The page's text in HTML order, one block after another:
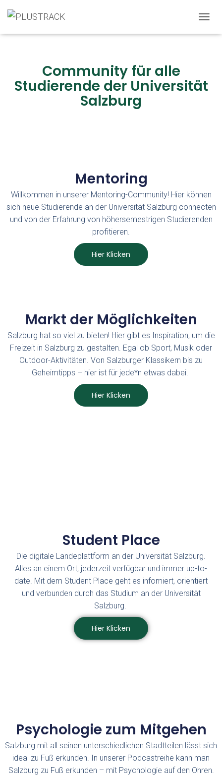
O
N
A
Community für alle
Studierende der Universität
Salzburg
Mentoring
Willkommen in unserer Mentoring-Community! Hier können
sich neue Studierende an der Universität Salzburg connecten
und von der Erfahrung von höhersemestrigen Studierenden
profitieren.
Hier Klicken
Markt der Möglichkeiten
Salzburg hat so viel zu bieten! Hier gibt es Inspiration, um die
Freizeit in Salzburg zu gestalten. Egal ob Sport, Musik oder
Outdoor-Aktivitäten. Von Salzburger Klassikern bis zu
Geheimtipps – hier ist für jede*n etwas dabei.
Hier Klicken
Student Place
Die digitale Landeplattform an der Universität Salzburg.
Alles an einem Ort, jederzeit verfügbar und immer up-to-
date. Mit dem Student Place geht es infomiert, orientiert
und verbunden durch das Studium an der Universität
Salzburg.
Hier Klicken
Psychologie zum Mitgehen
Salzburg mit all seinen unterschiedlichen Stadtteilen lässt sich
ideal zu Fuß erkunden. In unserer Podcastreihe kann man
Salzburg zu Fuß erkunden – mit Psychologie auf den Ohren.